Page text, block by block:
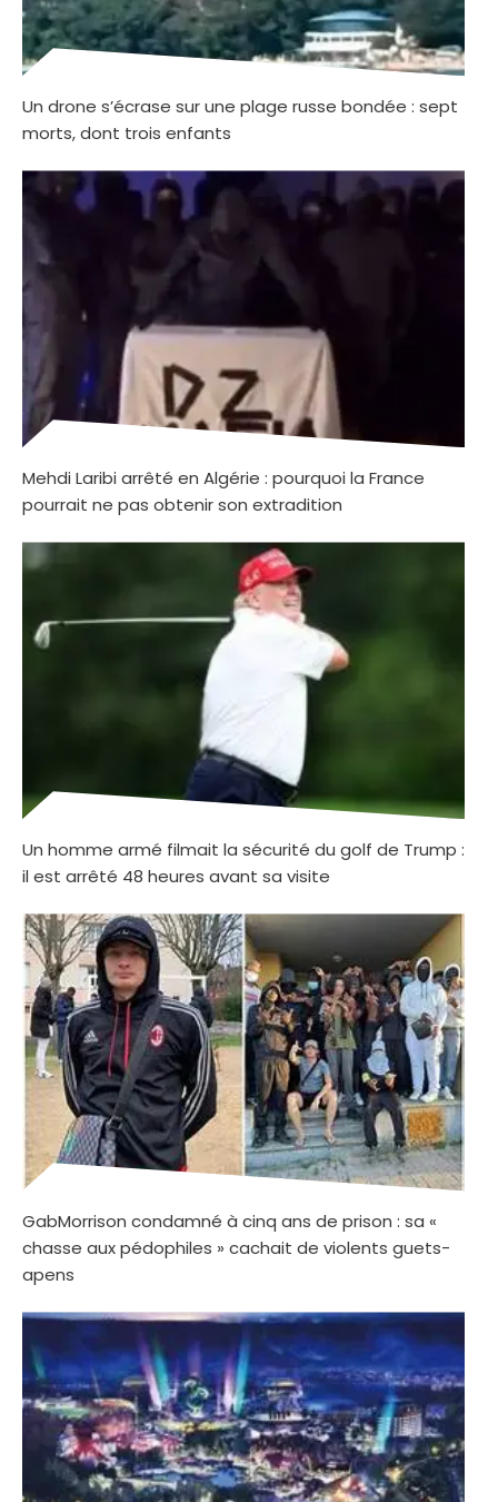
Un drone s’écrase sur une plage russe bondée : sept
morts, dont trois enfants
Mehdi Laribi arrêté en Algérie : pourquoi la France
pourrait ne pas obtenir son extradition
Un homme armé filmait la sécurité du golf de Trump :
il est arrêté 48 heures avant sa visite
GabMorrison condamné à cinq ans de prison : sa «
chasse aux pédophiles » cachait de violents guets-
apens